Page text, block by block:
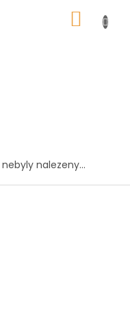
KOŠÍK
nebyly nalezeny...